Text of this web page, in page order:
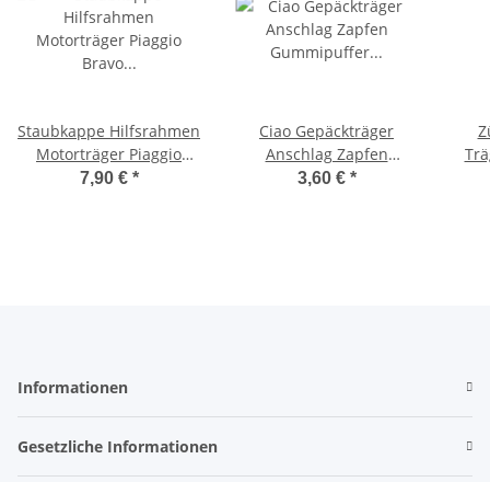
Staubkappe Hilfsrahmen
Motorträger Piaggio
Bravo Vespa SI Gilera
7,90 € *
Ciao Gepäckträger
Anschlag Zapfen
Gummipuffer
3,60 € *
Informationen
Gesetzliche Informationen